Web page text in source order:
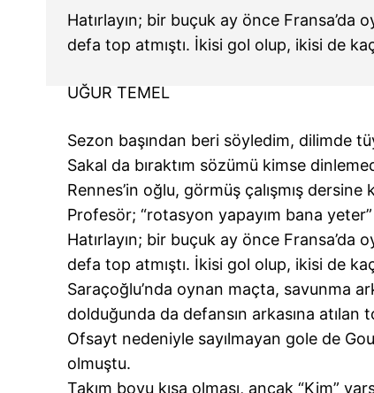
Hatırlayın; bir buçuk ay önce Fransa’da
defa top atmıştı. İkisi gol olup, ikisi de
UĞUR TEMEL
Sezon başından beri söyledim, dilimde
Sakal da bıraktım sözümü kimse
Rennes’in oğlu, görmüş çalışmış dersine
Profesör; “rotasyon yapayım bana
Hatırlayın; bir buçuk ay önce Fransa’da
defa top atmıştı. İkisi gol olup, ikisi de
Saraçoğlu’nda oynan maçta, savunma
dolduğunda da defansın arkasına atılan
Ofsayt nedeniyle sayılmayan gole de
olmuştu.
Takım boyu kısa olması, ancak “Kim”